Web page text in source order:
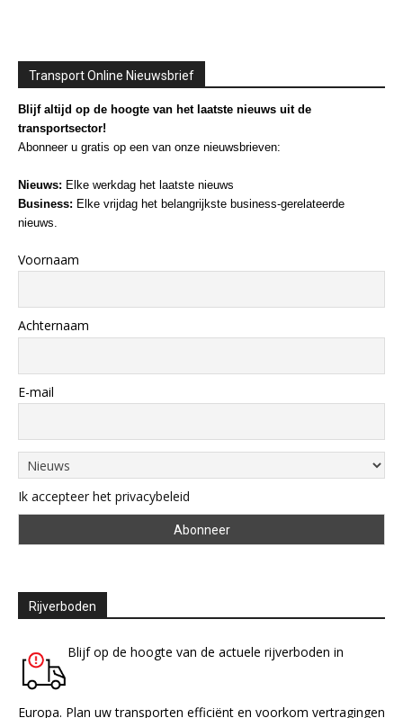
Transport Online Nieuwsbrief
Blijf altijd op de hoogte van het laatste nieuws uit de
transportsector!
Abonneer u gratis op een van onze nieuwsbrieven:
Nieuws: Elke werkdag het laatste nieuws
Business: Elke vrijdag het belangrijkste business-gerelateerde
nieuws.
Voornaam
Achternaam
E-mail
Ik accepteer het privacybeleid
Rijverboden
Blijf op de hoogte van de actuele rijverboden in
Europa. Plan uw transporten efficiënt en voorkom vertragingen